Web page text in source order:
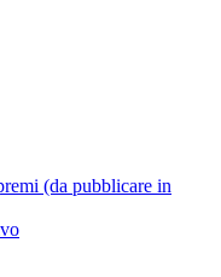
(da pubblicare in